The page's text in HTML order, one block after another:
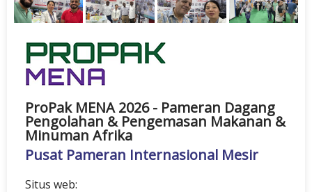
ProPak MENA 2026 - Pameran Dagang
Pengolahan & Pengemasan Makanan &
Minuman Afrika
Pusat Pameran Internasional Mesir
Situs web: